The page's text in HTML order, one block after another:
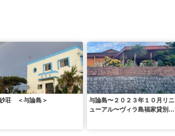
荘 ＜与論島＞
与論島〜２０２３年１０月リニ
ューアル〜ヴィラ島福家貸別